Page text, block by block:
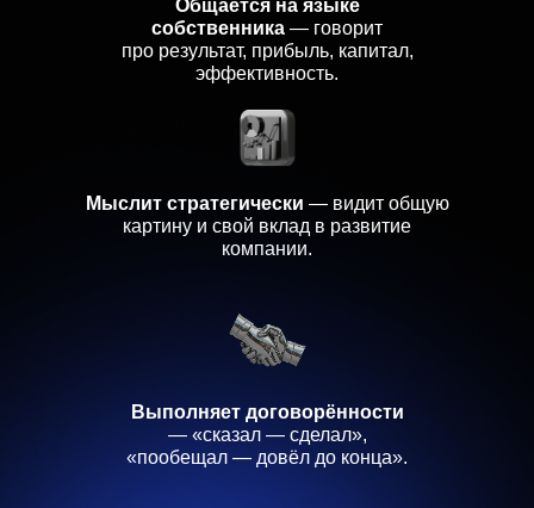
Выполняет договорённости
— «сказал — сделал»,
«пообещал — довёл до конца».
Мыслит стратегически — видит общую
картину и свой вклад в развитие
компании.
Общается на языке
собственника — говорит
про результат, прибыль, капитал,
эффективность.
тяни за карточку и листай
Пройти тест
ПРОТЕСТИРУЙ
СВОЕГО СОТРУДНИКА
В НАШЕМ ТЕЛЕГРАМ БОТЕ: